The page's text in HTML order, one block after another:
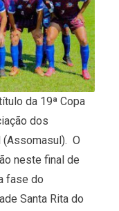
da 19ª Copa
dos
(Assomasul). O
neste final de
fase do
Santa Rita do